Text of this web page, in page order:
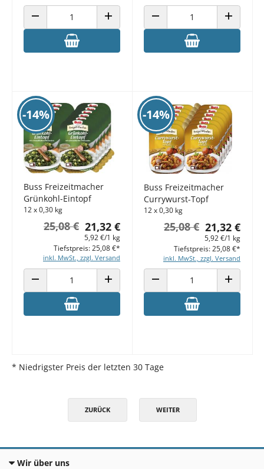
ANZAHL VERRINGERN ANZAHL ERHÖHENANZAHL VERRINGERN ANZAHL
-14%
Buss Freizeitmacher
Grünkohl-Eintopf
12 x 0,30 kg
21,32 €
25,08 €
5,92 €/1 kg
inkl. MwSt., zzgl. Versand
Tiefstpreis: 25,08 €*
ANZAHL VERRINGERN ANZAHL ERHÖHEN
-14%
Buss Freizeitmacher
Currywurst-Topf
12 x 0,30 kg
21,32 €
25,08 €
5,92 €/1 kg
inkl. MwSt., zzgl. Versand
Tiefstpreis: 25,08 €*
ANZAHL VERRINGERN ANZAHL
* Niedrigster Preis der letzten 30 Tage
ZURÜCK WEITER
Wir über uns